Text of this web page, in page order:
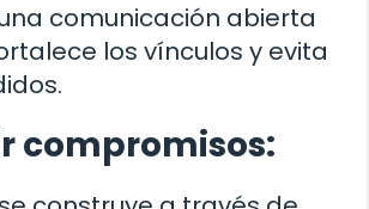
comunicación abierta
los vínculos y evita
compromisos: